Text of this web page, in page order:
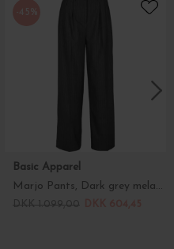
-45%
Basic Apparel
Marjo Pants, Dark grey melange/Birch